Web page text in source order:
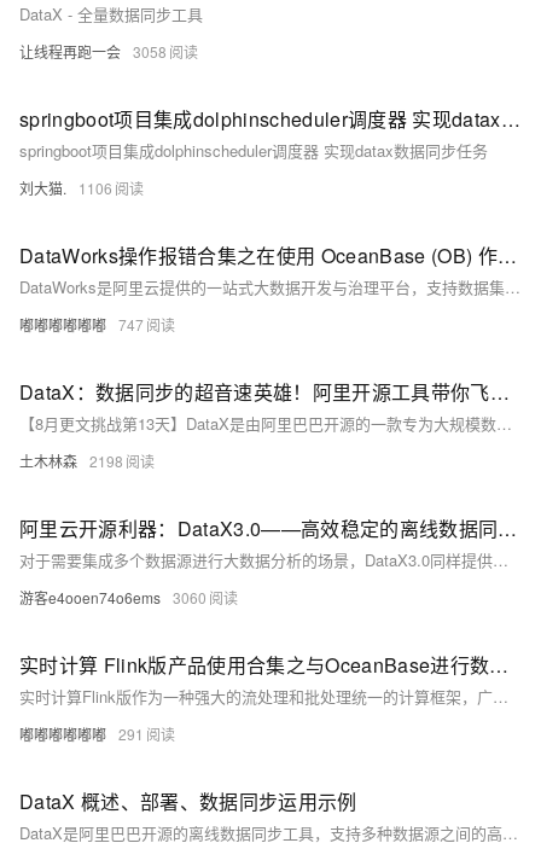
DataX - 全量数据同步工具
让线程再跑一会 3058
springboot项目集成dolphinscheduler调度器 实现datax数据同步任务
springboot项目集成dolphinscheduler调度器 实现datax数据同步任务
刘大猫. 1106
DataWorks操作报错合集之在使用 OceanBase (OB) 作为数据源进行数据集成时遇到报错，该如何排查
DataWorks是阿里云提供的一站式大数据开发与治理平台，支持数据集成、数据开发、数据服务、数据质量管理、数据安全管理等全流程数据处理。在使用DataWorks过程中，可能会遇到各种操作报错。以下是一些常见的报错情况及其可能的原因和解决方法。
嘟嘟嘟嘟嘟嘟 747
DataX：数据同步的超音速英雄！阿里开源工具带你飞越数据传输的银河系，告别等待和故障的恐惧！快来见证这一数据工程的奇迹！
【8月更文挑战第13天】DataX是由阿里巴巴开源的一款专为大规模数据同步设计的工具，在数据工程领域展现强大竞争力。它采用插件化架构，支持多种数据源间的高效迁移。相较于Apache Sqoop和Flume，DataX通过并发写入和流处理实现了高性能同步，并简化了配置流程。DataX还支持故障恢复，能够在同步中断后继续执行，节省时间和资源。这些特性使其成为构建高效可靠数据同步方案的理想选择。
土木林森 2198
阿里云开源利器：DataX3.0——高效稳定的离线数据同步解决方案
对于需要集成多个数据源进行大数据分析的场景，DataX3.0同样提供了有力的支持。企业可以使用DataX将多个数据源的数据集成到一个统一的数据存储系统中，以便进行后续的数据分析和挖掘工作。这种集成能力有助于提升数据分析的效率和准确性，为企业决策提供有力支持。
游客e4ooen74o6ems 3060
实时计算 Flink版产品使用合集之与OceanBase进行数据同步时遇到用户名和密码失败的问题，该如何解决
实时计算Flink版作为一种强大的流处理和批处理统一的计算框架，广泛应用于各种需要实时数据处理和分析的场景。实时计算Flink版通常结合SQL接口、DataStream API、以及与上下游数据源和存储系统的丰富连接器，提供了一套全面的解决方案，以应对各种实时计算需求。其低延迟、高吞吐、容错性强的特点，使其成为众多企业和组织实时数据处理首选的技术平台。以下是实时计算Flink版的一些典型使用合集。
嘟嘟嘟嘟嘟嘟 291
DataX 概述、部署、数据同步运用示例
DataX是阿里巴巴开源的离线数据同步工具，支持多种数据源之间的高效传输。其特点是多数据源支持、可扩展性、灵活配置、高效传输、任务调度监控和活跃的开源社区支持。DataX通过Reader和Writer插件实现数据源的读取和写入，采用Framework+plugin架构。部署简单，解压即可用。示例展示了如何配置DataX同步MySQL到HDFS，并提供了速度和内存优化建议。此外，还解决了NULL值同步问题及配置文件变量传参的方法。